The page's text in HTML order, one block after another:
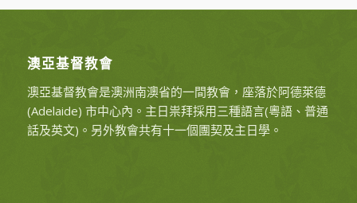
澳亞基督教會
澳亞基督教會是澳洲南澳省的一間教會，座落於阿德萊德
(Adelaide) 市中心內。主日祟拜採用三種語言(粵語、普通
話及英文)。另外教會共有十一個團契及主日學。